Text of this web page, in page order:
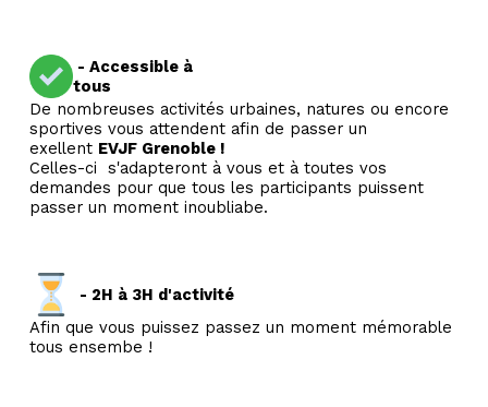
- Accessible à
tous
De nombreuses activités urbaines, natures ou encore
sportives vous attendent afin de passer un
exellent EVJF Grenoble !
Celles-ci s'adapteront à vous et à toutes vos
demandes pour que tous les participants puissent
passer un moment inoubliabe.
- 2H à 3H d'activité
Afin que vous puissez passez un moment mémorable
tous ensembe !